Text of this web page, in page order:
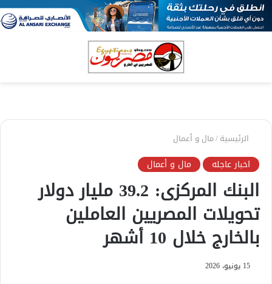
الرئيسية/مال و أعمال
اخبار عاجله مال و أعمال
البنك المركزى: 39.2 مليار دولار
تحويلات المصريين العاملين
بالخارج خلال 10 أشهر
15 يونيو، 2026